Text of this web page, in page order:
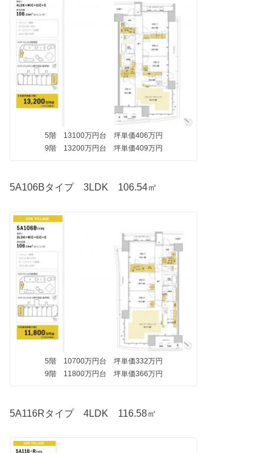
5階 13100万円台 坪単価406万円
9階 13200万円台 坪単価409万円
5A106Bタイプ 3LDK 106.54㎡
5階 10700万円台 坪単価332万円
9階 11800万円台 坪単価366万円
5A116Rタイプ 4LDK 116.58㎡